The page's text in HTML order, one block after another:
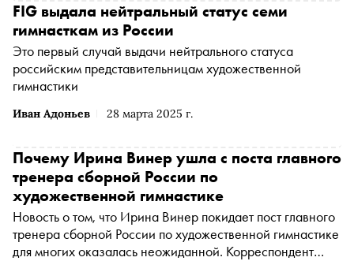
Иван Адоньев 28 марта 2025 г.
FIG выдала нейтральный статус семи
гимнасткам из России
Это первый случай выдачи нейтрального статуса
российским представительницам художественной
гимнастики
Почему Ирина Винер ушла с поста главного
тренера сборной России по
художественной гимнастике
Новость о том, что Ирина Винер покидает пост главного
тренера сборной России по художественной гимнастике
для многих оказалась неожиданной. Корреспондент